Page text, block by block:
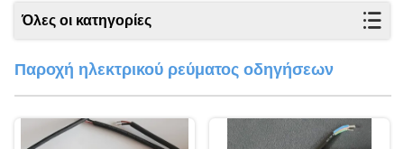
Όλες οι κατηγορίες
Παροχή ηλεκτρικού ρεύματος οδηγήσεων